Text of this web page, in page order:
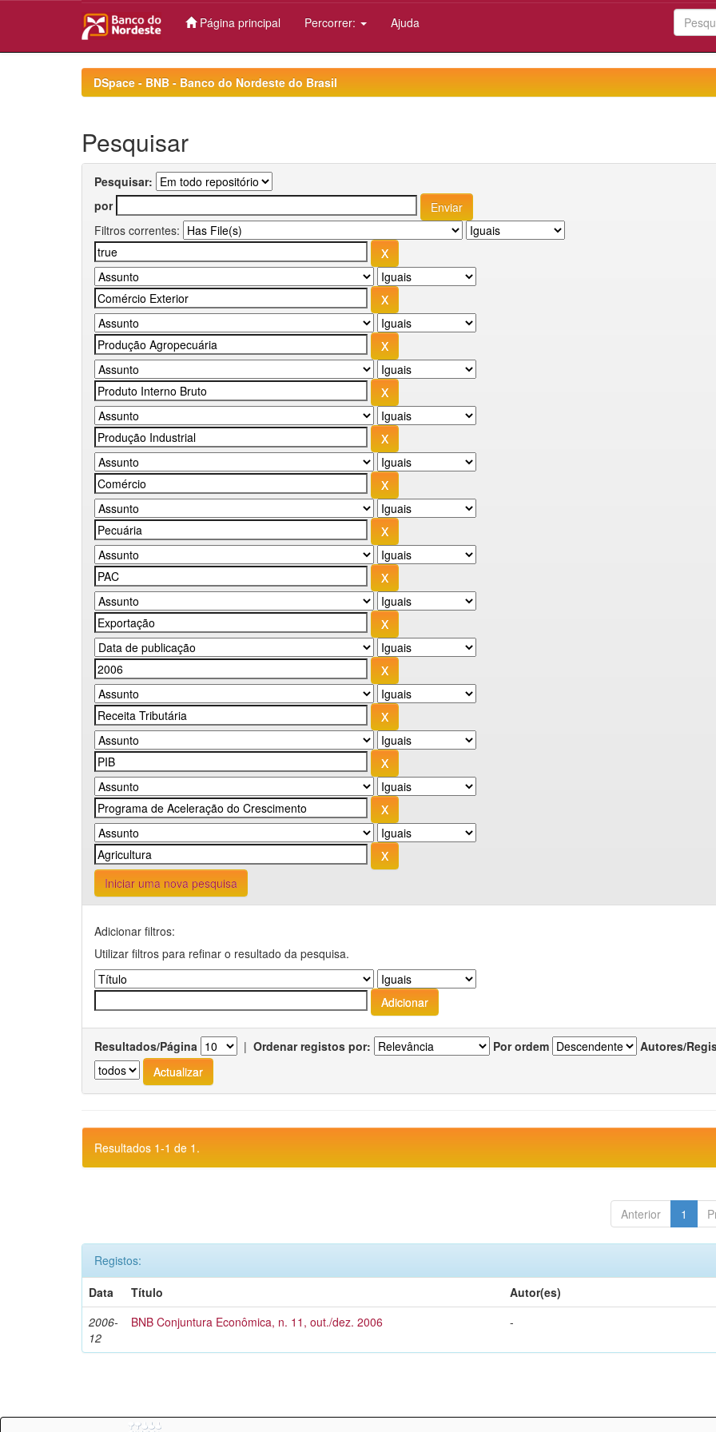
Página principal Percorrer: Ajuda
DSpace - BNB - Banco do Nordeste do Brasil
Pesquisar
Pesquisar:
por
Filtros correntes:
Iniciar uma nova pesquisa
Adicionar filtros:
Utilizar filtros para refinar o resultado da pesquisa.
Resultados/Página | Ordenar registos por: Por ordem Autores/
Resultados 1-1 de 1.
Anterior 1
Registos:
Data
Título
Autor(es)
2006-
12
BNB Conjuntura Econômica, n. 11, out./dez. 2006 -